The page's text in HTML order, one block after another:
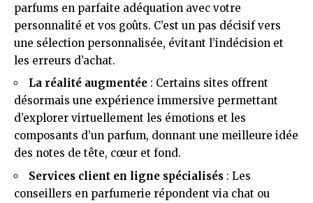
parfums en parfaite adéquation avec votre
personnalité et vos goûts. C’est un pas décisif vers
une sélection personnalisée, évitant l’indécision et
les erreurs d’achat.
La réalité augmentée : Certains sites offrent
désormais une expérience immersive permettant
d’explorer virtuellement les émotions et les
composants d’un parfum, donnant une meilleure idée
des notes de tête, cœur et fond.
Services client en ligne spécialisés : Les
conseillers en parfumerie répondent via chat ou